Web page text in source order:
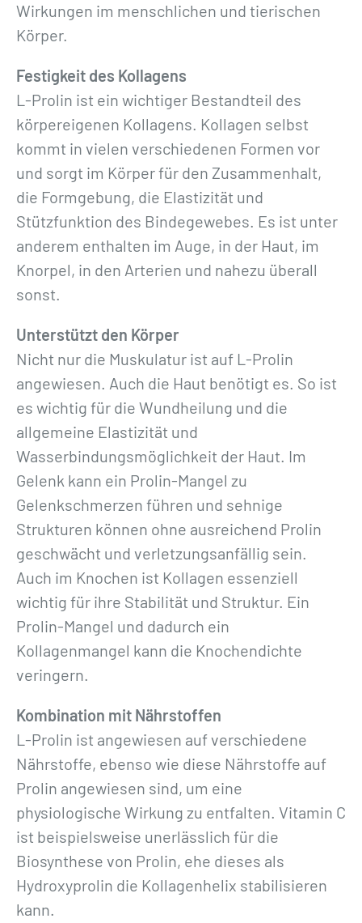
Wirkungen im menschlichen und tierischen
Körper.
Festigkeit des Kollagens
L-Prolin ist ein wichtiger Bestandteil des
körpereigenen Kollagens. Kollagen selbst
kommt in vielen verschiedenen Formen vor
und sorgt im Körper für den Zusammenhalt,
die Formgebung, die Elastizität und
Stützfunktion des Bindegewebes. Es ist unter
anderem enthalten im Auge, in der Haut, im
Knorpel, in den Arterien und nahezu überall
sonst.
Unterstützt den Körper
Nicht nur die Muskulatur ist auf L-Prolin
angewiesen. Auch die Haut benötigt es. So ist
es wichtig für die Wundheilung und die
allgemeine Elastizität und
Wasserbindungsmöglichkeit der Haut. Im
Gelenk kann ein Prolin-Mangel zu
Gelenkschmerzen führen und sehnige
Strukturen können ohne ausreichend Prolin
geschwächt und verletzungsanfällig sein.
Auch im Knochen ist Kollagen essenziell
wichtig für ihre Stabilität und Struktur. Ein
Prolin-Mangel und dadurch ein
Kollagenmangel kann die Knochendichte
veringern.
Kombination mit Nährstoffen
L-Prolin ist angewiesen auf verschiedene
Nährstoffe, ebenso wie diese Nährstoffe auf
Prolin angewiesen sind, um eine
physiologische Wirkung zu entfalten. Vitamin C
ist beispielsweise unerlässlich für die
Biosynthese von Prolin, ehe dieses als
Hydroxyprolin die Kollagenhelix stabilisieren
kann.